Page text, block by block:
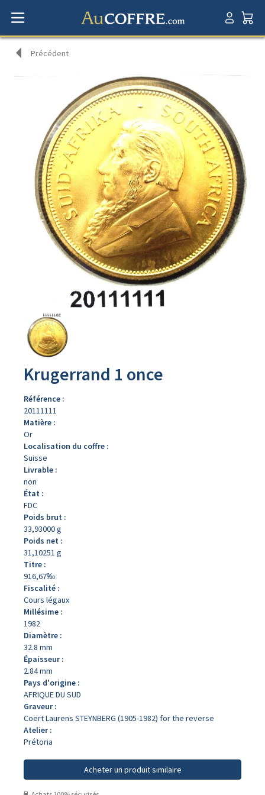
Précédent
produit
Krugerrand 1 once
Référence :
20111111
Matière :
Or
Localisation du coffre :
Suisse
Livrable :
non
État :
FDC
Poids brut :
33,93000 g
Poids net :
31,10251 g
Titre :
916,67‰
Fiscalité :
Cours légaux
Millésime :
1982
Diamètre :
32.8 mm
Épaisseur :
2.84 mm
Pays d'origine :
AFRIQUE DU SUD
Graveur :
Coert Laurens STEYNBERG (1905-1982) for the reverse
Atelier :
Prétoria
Acheter un produit similaire